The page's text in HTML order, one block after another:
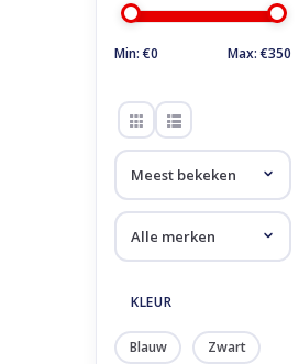
Min: €0 Max: €350
KLEUR
Blauw Zwart